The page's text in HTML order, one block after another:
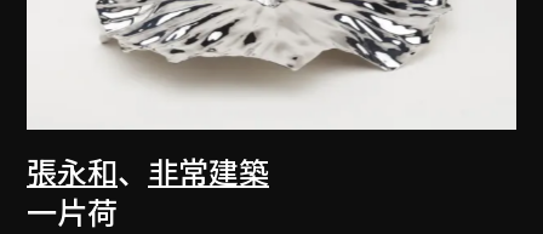
張永和、 非常建築
一片荷